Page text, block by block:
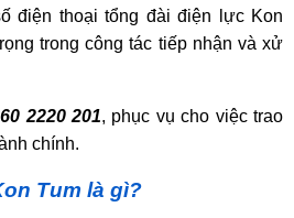
điện thoại tổng đài điện lực Kon
trong công tác tiếp nhận và xử
2220 201, phục vụ cho việc trao
chính.
Tum là gì?